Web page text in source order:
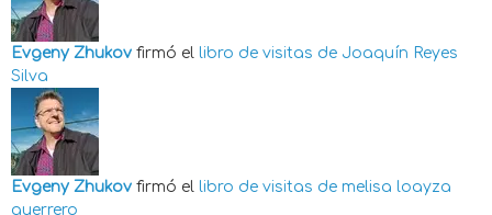
Evgeny Zhukov firmó el libro de visitas de Joaquín Reyes
Silva
Evgeny Zhukov firmó el libro de visitas de melisa loayza
guerrero